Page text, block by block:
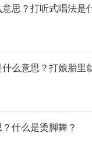
思？打听式唱法是
么意思？打娘胎里
什么是‌烫脚舞？